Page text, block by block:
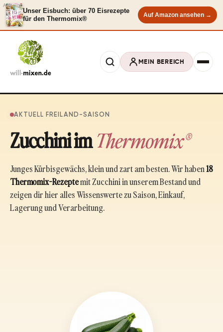
Anzeige
Unser Eisbuch: über 70 Eisrezepte
für den Thermomix®
Auf Amazon ansehen →
MEIN BEREICH
AKTUELL FREILAND-SAISON
Zucchini imThermomix®
Junges Kürbisgewächs, klein und zart am besten. Wir haben18
Thermomix-Rezeptemit Zucchini in unserem Bestand und
zeigen dir hier alles Wissenswerte zu Saison, Einkauf,
Lagerung und Verarbeitung.